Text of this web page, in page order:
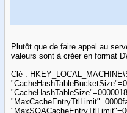
Plutôt que de faire appel au
valeurs sont à créer en format
Clé :